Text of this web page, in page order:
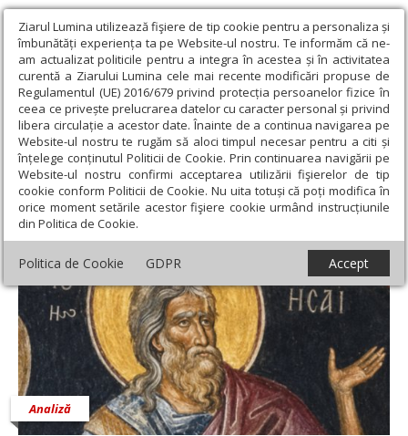
Ziarul Lumina utilizează fişiere de tip cookie pentru a personaliza și
îmbunătăți experiența ta pe Website-ul nostru. Te informăm că ne-
am actualizat politicile pentru a integra în acestea și în activitatea
curentă a Ziarului Lumina cele mai recente modificări propuse de
Regulamentul (UE) 2016/679 privind protecția persoanelor fizice în
ceea ce privește prelucrarea datelor cu caracter personal și privind
libera circulație a acestor date. Înainte de a continua navigarea pe
Website-ul nostru te rugăm să aloci timpul necesar pentru a citi și
înțelege conținutul Politicii de Cookie. Prin continuarea navigării pe
Website-ul nostru confirmi acceptarea utilizării fişierelor de tip
cookie conform Politicii de Cookie. Nu uita totuși că poți modifica în
orice moment setările acestor fişiere cookie urmând instrucțiunile
din Politica de Cookie.
Politica de Cookie GDPR Accept
Ziarul Lumina › Societate
Societate
Analiză